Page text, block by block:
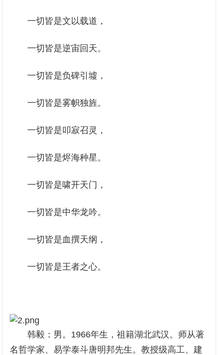
一切皆是文以载道，
一切皆是逆宙回天。
一切皆是负碑引墟，
一切皆是雾帜独旌。
一切皆是叩寂召灵，
一切皆是烬海种星。
一切皆是啸开天门，
一切皆是中华龙吟。
一切皆是血撰天纲，
一切皆是王者之心。
韩毅：男。1966年生，祖籍湖北武汉。师从著
名哲学家、易学泰斗唐明邦先生。教授级高工、建